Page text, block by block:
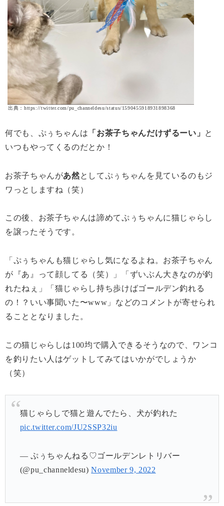
出典：https://twitter.com/pu_channeldesu/status/1590455918931898368
何でも、ぷぅちゃんは 「お茶子ちゃんだけずるーい」 と
いつもやってくるのだとか！
お茶子ちゃんがあ然としてぷぅちゃんを見ているのもジ
ワっとしますね（笑）
この後、お茶子ちゃんは諦めてぷぅちゃんに猫じゃらし
を譲ったそうです。
「ぷぅちゃんも猫じゃらし気になるよね。お茶子ちゃん
が『あ』って顔してる（笑）」「ずいぶん大きなのが釣
れたねぇ」「猫じゃらし持ち歩けばゴールデン釣れる
の！？いい事聞いた〜www」などのコメントが寄せられ
ることとなりました。
この猫じゃらしは100均で購入できるそうなので、ワンコ
を釣りたい人はゲットしてみてはいかがでしょうか
（笑）
猫じゃらしで猫と遊んでたら、犬が釣れた
pic.twitter.com/JU2SSP32iu
— ぷぅちゃんねる♡ゴールデンレトリバー
(@pu_channeldesu)November 9, 2022